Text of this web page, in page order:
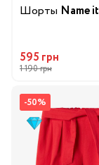
Шорты Name it
595 грн
1 190 грн
-50%